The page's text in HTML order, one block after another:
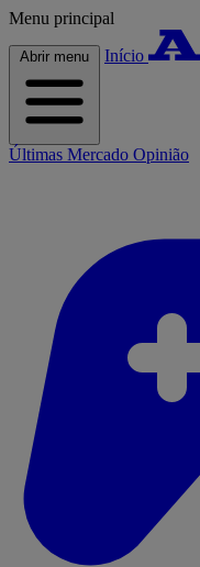
Menu principal
Abrir menu Início
Últimas Mercado Opinião